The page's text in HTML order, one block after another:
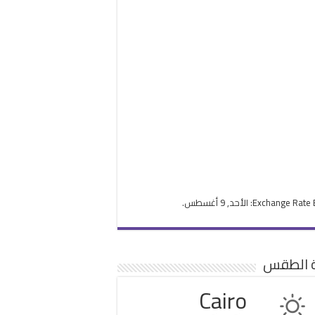
Exchange Rate: الأحد, 9 أغسطس.
الطقس
Cairo